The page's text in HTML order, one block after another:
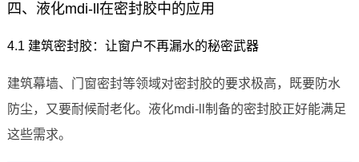
四、液化mdi-ll在密封胶中的应用
4.1 建筑密封胶：让窗户不再漏水的秘密武器
建筑幕墙、门窗密封等领域对密封胶的要求极高，既要防水
防尘，又要耐候耐老化。液化mdi-ll制备的密封胶正好能满足
这些需求。